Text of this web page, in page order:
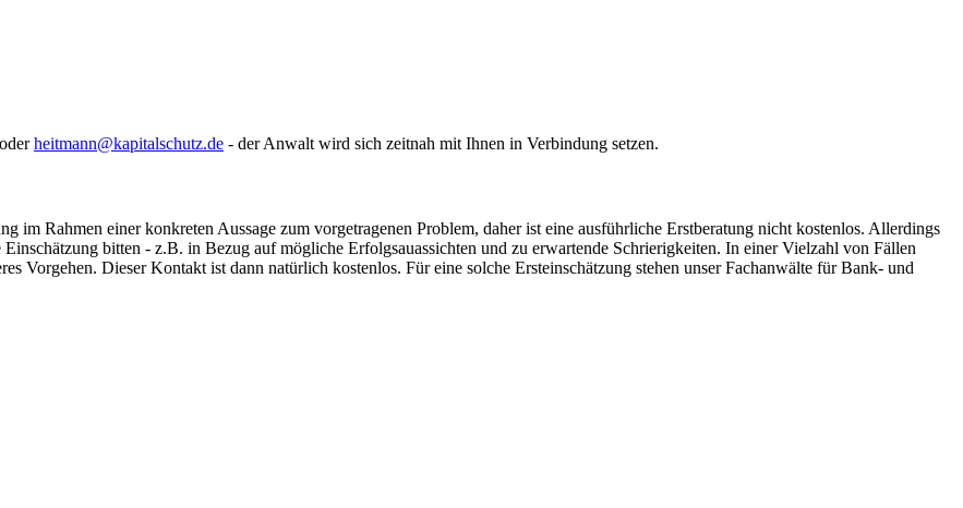
oderheitmann@kapitalschutz.de - der Anwalt wird sich zeitnah mit Ihnen in Verbindung setzen.
im Rahmen einer konkreten Aussage zum vorgetragenen Problem, daher ist eine ausführliche Erstberatung nicht kostenlos. Allerdings
bitten - z.B. in Bezug auf mögliche Erfolgsauassichten und zu erwartende Schrierigkeiten. In einer Vielzahl von Fällen
Vorgehen. Dieser Kontakt ist dann natürlich kostenlos. Für eine solche Ersteinschätzung stehen unser Fachanwälte für Bank- und